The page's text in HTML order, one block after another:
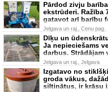
Pārdod zivju
ekstrūderi. Ražība
gatavot arī barību
Jelgava un raj., Cenu pag.
Dīķu un
Ja nepieciešams
darbus. Strādājam
Jelgava un raj., Jelgava
Izgatavo no
groda vākus,
siltinātus, ir krāsu